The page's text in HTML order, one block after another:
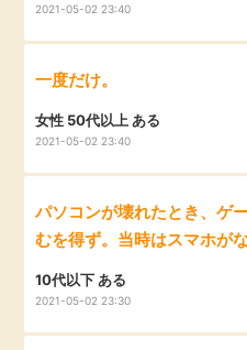
ヘルプセンター
2021-05-02 23:40
一度だけ。
女性 50代以上 ある
2021-05-02 23:40
パソコンが壊れたとき、ゲ
むを得ず。当時はスマホがな
10代以下 ある
2021-05-02 23:30